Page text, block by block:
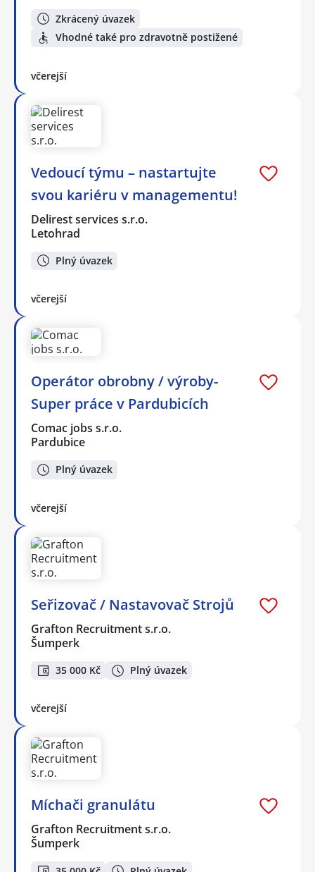
Zkrácený úvazek
Vhodné také pro zdravotně postižené
včerejší
Vedoucí týmu – nastartujte
svou kariéru v managementu!
Delirest services s.r.o.
Letohrad
Plný úvazek
včerejší
Operátor obrobny / výroby-
Super práce v Pardubicích
Comac jobs s.r.o.
Pardubice
Plný úvazek
včerejší
Seřizovač / Nastavovač Strojů
Grafton Recruitment s.r.o.
Šumperk
35 000 Kč Plný úvazek
včerejší
Míchači granulátu
Grafton Recruitment s.r.o.
Šumperk